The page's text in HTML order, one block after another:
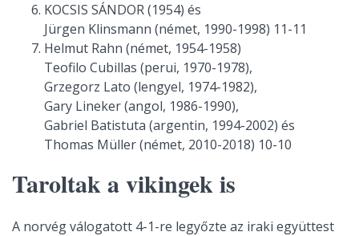
KOCSIS SÁNDOR (1954) és
Jürgen Klinsmann (német, 1990-1998) 11-11
Helmut Rahn (német, 1954-1958)
Teofilo Cubillas (perui, 1970-1978),
Grzegorz Lato (lengyel, 1974-1982),
Gary Lineker (angol, 1986-1990),
Gabriel Batistuta (argentin, 1994-2002) és
Thomas Müller (német, 2010-2018) 10-10
Taroltak a vikingek is
A norvég válogatott 4-1-re legyőzte az iraki együttest